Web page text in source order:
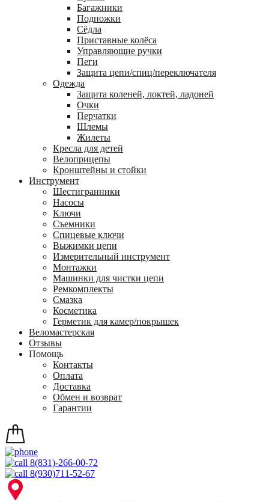
Багажники
Подножки
Сёдла
Приставные колёса
Управляющие ручки
Пеги
Защита цепи/спиц/переключателя
Одежда
Защита коленей, локтей, ладоней
Очки
Перчатки
Шлемы
Жилеты
Кресла для детей
Велоприцепы
Кронштейны и стойки
Инструмент
Шестигранники
Насосы
Ключи
Съемники
Спицевые ключи
Выжимки цепи
Измерительный инструмент
Монтажки
Машинки для чистки цепи
Ремкомплекты
Смазка
Косметика
Герметик для камер/покрышек
Веломастерская
Отзывы
Помощь
Контакты
Оплата
Доставка
Обмен и возврат
Гарантии
8(831)-266-00-72
8(930)711-52-67